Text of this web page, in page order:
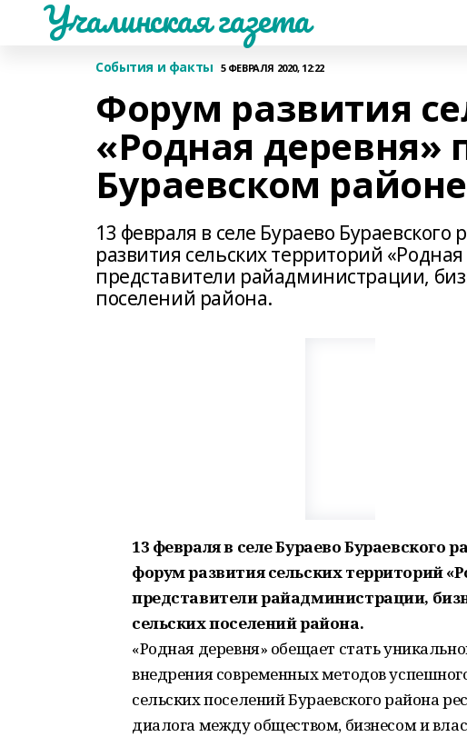
Учалинская газета
События и факты 5 ФЕВРАЛЯ 2020, 12:22
Форум развития
«Родная деревня»
Бураевском
13 февраля в селе Бураево
развития сельских территорий
представители райадминистрации,
поселений района.
13 февраля в селе Бураево Бураевского
форум развития сельских территорий
представители райадминистрации,
сельских поселений района.
«Родная деревня» обещает стать
внедрения современных методов
сельских поселений Бураевского района
диалога между обществом, бизнесом и